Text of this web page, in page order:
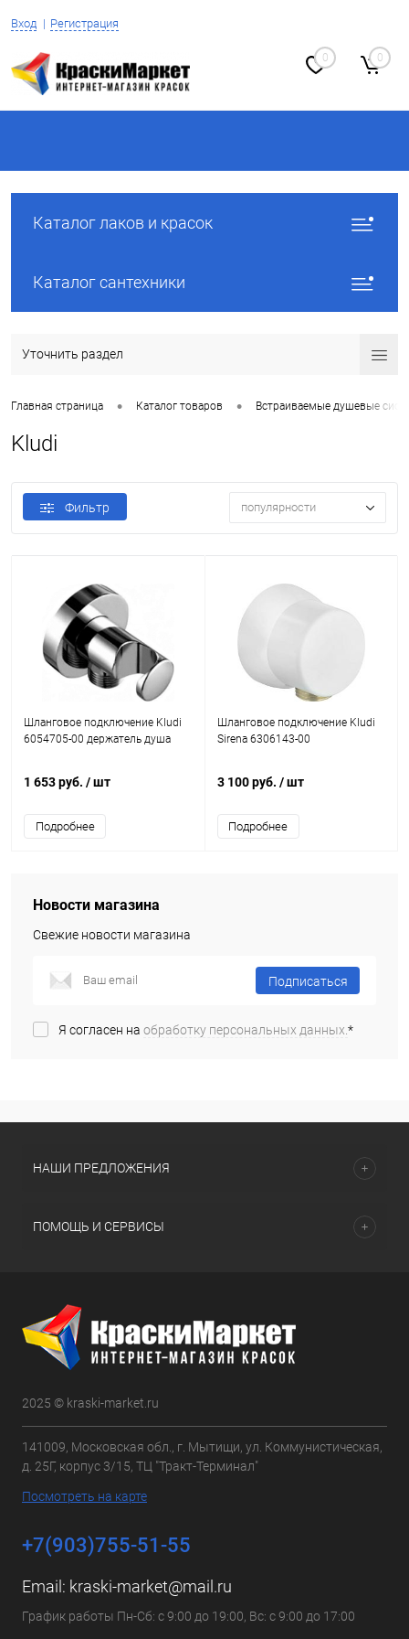
Вход Регистрация
0 0
Каталог лаков и красок
Каталог сантехники
Уточнить раздел
Главная страница • Каталог товаров • Встраиваемые душевые
Kludi
Фильтр популярности
Шланговое подключение Kludi
6054705-00 держатель душа
1 653 руб. / шт
Подробнее
Шланговое подключение Kludi
Sirena 6306143-00
3 100 руб. / шт
Подробнее
Новости магазина
Свежие новости магазина
Подписаться
Я согласен на обработку персональных данных.*
НАШИ ПРЕДЛОЖЕНИЯ
ПОМОЩЬ И СЕРВИСЫ
2025 © kraski-market.ru
141009, Московская обл., г. Мытищи, ул. Коммунистическая,
д. 25Г, корпус 3/15, ТЦ "Тракт-Терминал"
Посмотреть на карте
+7(903)755-51-55
Email: kraski-market@mail.ru
График работы Пн-Сб: с 9:00 до 19:00, Вс: с 9:00 до 17:00